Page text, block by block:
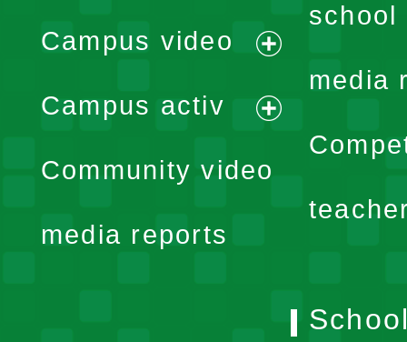
school
media
Campus video
expand
menu
Campus activ
expand
Community video
media reports